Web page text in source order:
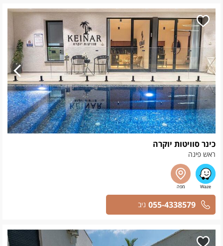
כינר סוויטות יוקרה
ראש פינה
055-4338579 ניב